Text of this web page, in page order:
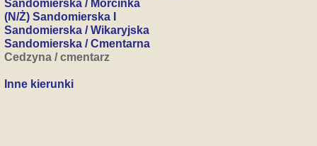
Sandomierska / Morcinka
(N/Ż) Sandomierska I
Sandomierska / Wikaryjska
Sandomierska / Cmentarna
Cedzyna / cmentarz
Inne kierunki